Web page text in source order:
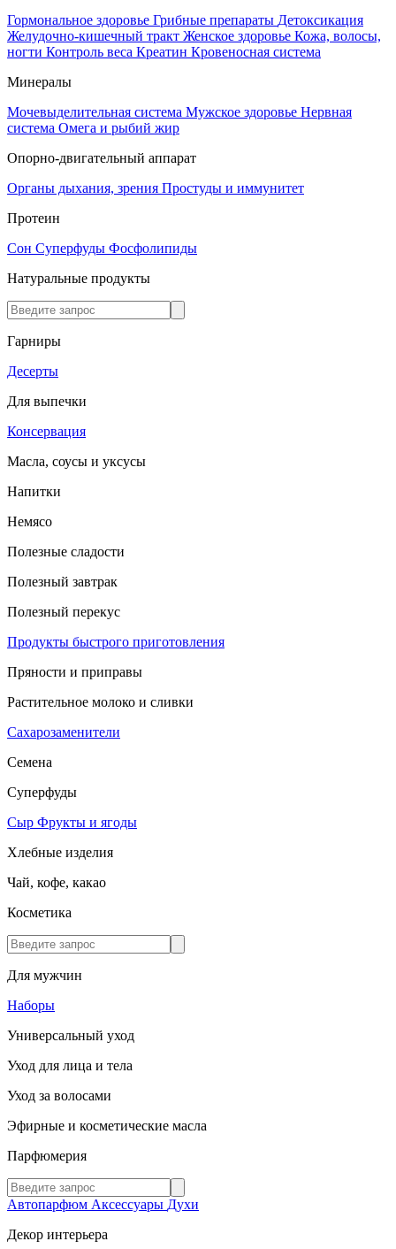
Гормональное здоровье Грибные препараты Детоксикация
Желудочно-кишечный тракт Женское здоровье Кожа, волосы,
ногти Контроль веса Креатин Кровеносная система
Минералы
Мочевыделительная система Мужское здоровье Нервная
система Омега и рыбий жир
Опорно-двигательный аппарат
Органы дыхания, зрения Простуды и иммунитет
Протеин
Сон Суперфуды Фосфолипиды
Натуральные продукты
Гарниры
Десерты
Для выпечки
Консервация
Масла, соусы и уксусы
Напитки
Немясо
Полезные сладости
Полезный завтрак
Полезный перекус
Продукты быстрого приготовления
Пряности и приправы
Растительное молоко и сливки
Сахарозаменители
Семена
Суперфуды
Сыр Фрукты и ягоды
Хлебные изделия
Чай, кофе, какао
Косметика
Для мужчин
Наборы
Универсальный уход
Уход для лица и тела
Уход за волосами
Эфирные и косметические масла
Парфюмерия
Автопарфюм Аксессуары Духи
Декор интерьера